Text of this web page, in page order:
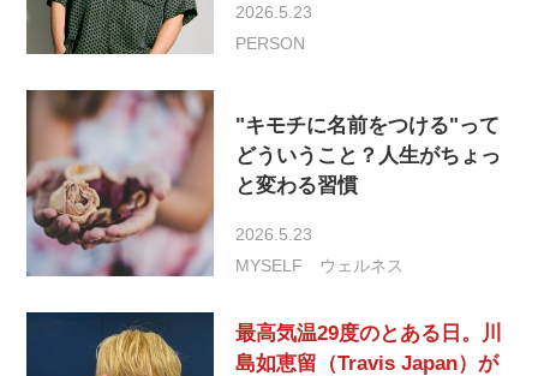
2026.5.23
PERSON
"キモチに名前をつける"って
どういうこと？人生がちょっ
と変わる習慣
2026.5.23
MYSELF
ウェルネス
最高気温29度のとある日。川
島如恵留（Travis Japan）が